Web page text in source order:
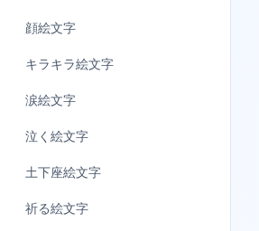
顔絵文字
キラキラ絵文字
涙絵文字
泣く 絵文字
土下座絵文字
祈る絵文字